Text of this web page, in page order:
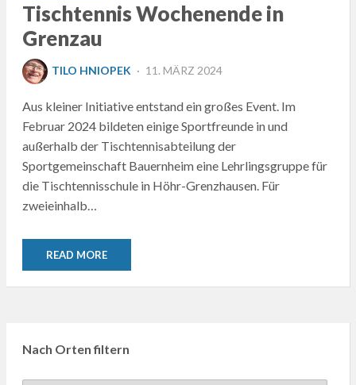
Tischtennis Wochenende in
Grenzau
TILO HNIOPEK
POSTED
11. MÄRZ 2024
Aus kleiner Initiative entstand ein großes Event. Im
Februar 2024 bildeten einige Sportfreunde in und
außerhalb der Tischtennisabteilung der
Sportgemeinschaft Bauernheim eine Lehrlingsgruppe für
die Tischtennisschule in Höhr-Grenzhausen. Für
zweieinhalb…
READ MORE
Nach Orten filtern